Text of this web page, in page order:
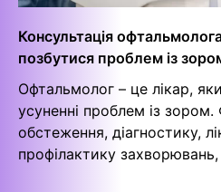
Консультація
позбутися проблем із
Офтальмолог – це лікар,
усуненні проблем із
обстеження, діагностику,
профілактику